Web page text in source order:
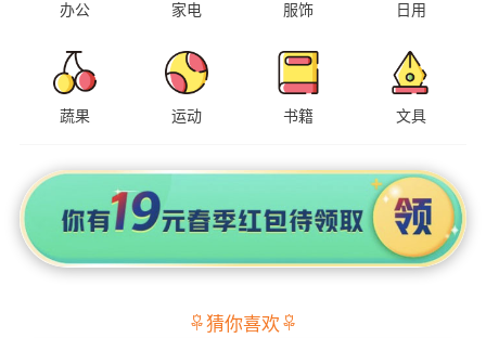
办公 家电 服饰 日用
蔬果 运动 书籍 文具
猜你喜欢